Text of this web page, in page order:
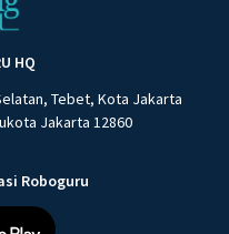
HQ
Tebet, Kota Jakarta
Jakarta 12860
Roboguru